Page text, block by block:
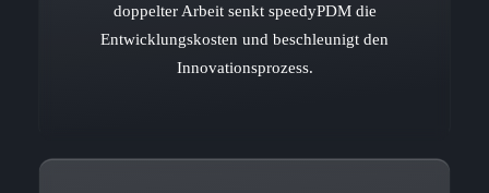
doppelter Arbeit senkt speedyPDM die
Entwicklungskosten und beschleunigt den
Innovationsprozess.